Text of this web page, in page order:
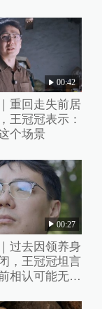
00:42
重回走失前居
王冠冠表示：
个场景
00:27
过去因领养身
，王冠冠坦言
相认可能无法